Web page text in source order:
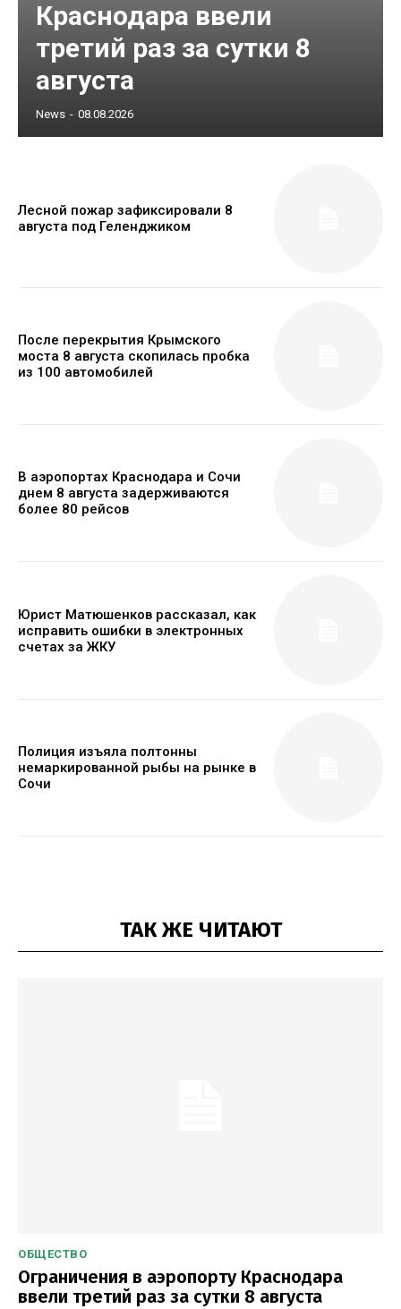
Краснодара ввели
третий раз за сутки 8
августа
News - 08.08.2026
Лесной пожар зафиксировали 8
августа под Геленджиком
После перекрытия Крымского
моста 8 августа скопилась пробка
из 100 автомобилей
В аэропортах Краснодара и Сочи
днем 8 августа задерживаются
более 80 рейсов
Юрист Матюшенков рассказал, как
исправить ошибки в электронных
счетах за ЖКУ
Полиция изъяла полтонны
немаркированной рыбы на рынке в
Сочи
ТАК ЖЕ ЧИТАЮТ
ОБЩЕСТВО
Ограничения в аэропорту Краснодара
ввели третий раз за сутки 8 августа